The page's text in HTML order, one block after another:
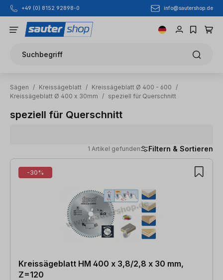
Zum Hauptinhalt springen
+49 (0) 8152 92898-0 info@sautershop.de
Suchbegriff
Sägen / Kreissägeblatt / Kreissägeblatt Ø 400 - 600
/
Kreissägeblatt Ø 400 x 30mm
/ speziell für Querschnitt
speziell für Querschnitt
1 Artikel gefunden Filtern & Sortieren
1 Artikel gefunden
-30%
Kreissägeblatt HM 400 x 3,8/2,8 x 30 mm,
Z=120